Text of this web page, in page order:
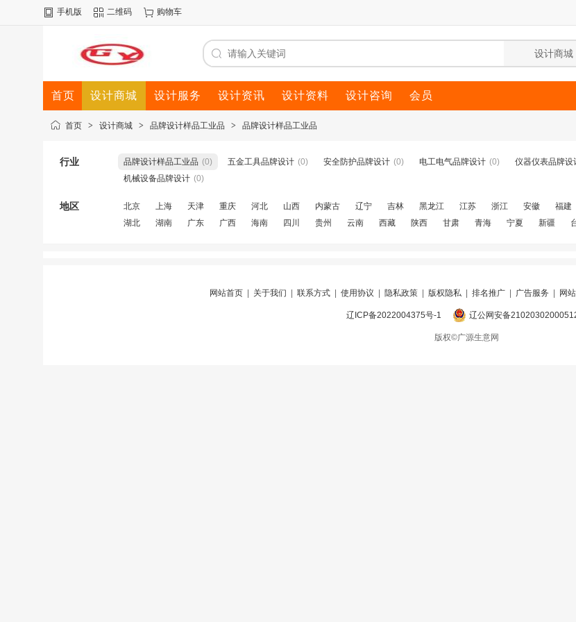
手机版 二维码 购物车
首页 设计商城 设计服务 设计资讯 设计资料 设计咨询 会员
首页 > 设计商城 > 品牌设计样品工业品 > 品牌设计样品工业品
行业 品牌设计样品工业品 (0) 五金工具品牌设计 (0) 安全防护品牌设计 (0) 电工电气品牌设计 (0) 仪器仪表品牌设
机械设备品牌设计 (0)
地区 北京 上海 天津 重庆 河北 山西 内蒙古 辽宁 吉林 黑龙江 江苏 浙江 安徽 福建
湖北
湖南 广东 广西 海南 四川 贵州 云南 西藏 陕西 甘肃 青海 宁夏 新疆
网站首页| 关于我们 联系方式| 使用协议 隐私政策| 版权隐私| 排名推广| 广告服务 网
辽ICP备2022004375号-1 辽公网安备
版权©广源生意网